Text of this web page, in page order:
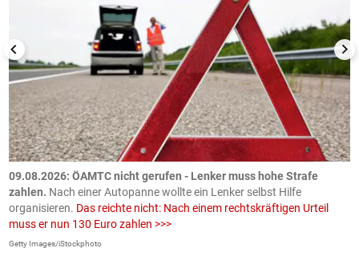
09.08.2026: ÖAMTC nicht gerufen - Lenker muss hohe Strafe
zahlen. Nach einer Autopanne wollte ein Lenker selbst Hilfe
organisieren. Das reichte nicht: Nach einem rechtskräftigen Urteil
muss er nun 130 Euro zahlen >>>
Getty Images/iStockphoto